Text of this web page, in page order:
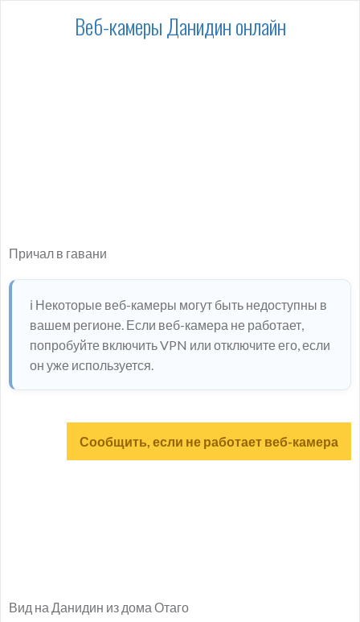
Веб-камеры Данидин онлайн
Причал в гавани
ℹ️ Некоторые веб-камеры могут быть недоступны в
вашем регионе. Если веб-камера не работает,
попробуйте включить VPN или отключите его, если
он уже используется.
Сообщить, если не работает веб-камера
Вид на Данидин из дома Отаго